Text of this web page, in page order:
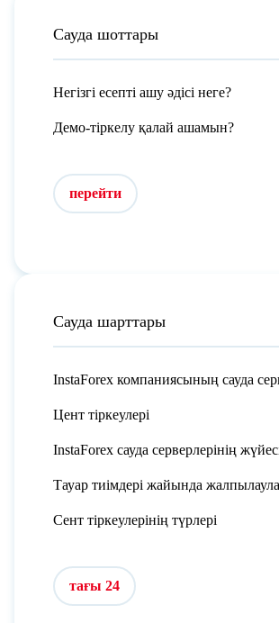
Сауда шоттары
Негізгі есепті ашу әдісі неге?
Демо-тіркелу қалай ашамын?
перейти
Сауда шарттары
InstaForex компаниясының сауда
Цент тіркеулері
InstaForex сауда серверлерінің
Тауар тиімдері жайында
Сент тіркеулерінің түрлері
тағы 24